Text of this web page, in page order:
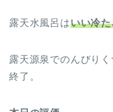
露天水風呂はいい冷
露天源泉でのんびり
終了。